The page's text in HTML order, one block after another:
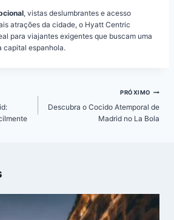
, vistas deslumbrantes e acesso
atrações da cidade, o Hyatt Centric
para viajantes exigentes que buscam uma
capital espanhola.
PRÓXIMO
Descubra o Cocido Atemporal de
Madrid no La Bola